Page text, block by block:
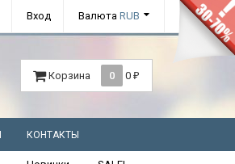
Вход Валюта RUB
Корзина 0 0 ₽
КОНТАКТЫ